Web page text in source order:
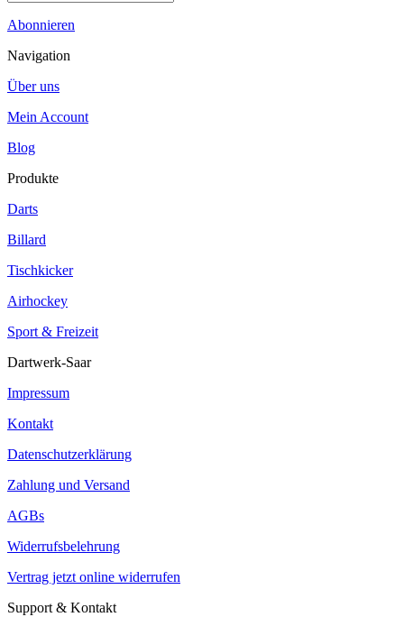
Abonnieren
Navigation
Über uns
Mein Account
Blog
Produkte
Darts
Billard
Tischkicker
Airhockey
Sport & Freizeit
Dartwerk-Saar
Impressum
Kontakt
Datenschutzerklärung
Zahlung und Versand
AGBs
Widerrufsbelehrung
Vertrag jetzt online widerrufen
Support & Kontakt